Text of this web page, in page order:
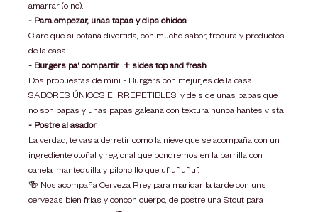
amarrar (o no).
- Para empezar, unas tapas y dips chidos
Claro que si botana divertida, con mucho sabor, frecura y productos
de la casa.
- Burgers pa' compartir  + sides top and fresh
Dos propuestas de mini - Burgers con mejurjes de la casa
SABORES ÚNICOS E IRREPETIBLES, y de side unas papas que
no son papas y unas papas galeana con textura nunca hantes vista.
- Postre al asador
La verdad, te vas a derretir como la nieve que se acompaña con un
ingrediente otoñal y regional que pondremos en la parrilla con
canela, mantequilla y piloncillo que uf uf uf uf.
🍻 Nos acompaña Cerveza Rrey para maridar la tarde con uns
cervezas bien frias y concon cuerpo, de postre una Stout para